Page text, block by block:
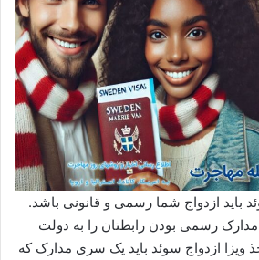
باید ازدواج شما رسمی و قانونی باشد.
مدارک رسمی بودن رابطتان را به دولت
ویزا ازدواج سوئد باید یک سری مدارک که